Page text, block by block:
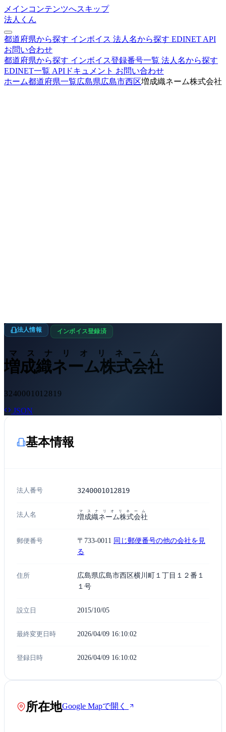
メインコンテンツへスキップ
法人くん
都道府県から探す インボイス 法人名から探す EDINET API
お問い合わせ
都道府県から探す インボイス登録番号一覧 法人名から探す
EDINET一覧 APIドキュメント お問い合わせ
ホーム都道府県一覧広島県広島市西区増成織ネーム株式会社
法人情報 インボイス登録済
増成織ネーム株式会社
マスナリオリネーム
3240001012819
JSON
基本情報
法人番号 3240001012819
法人名 増成織ネーム株式会社
マスナリオリネーム
郵便番号 〒733-0011 同じ郵便番号の他の会社を見
る
住所
広島県広島市西区横川町１丁目１２番１
１号
設立日 2015/10/05
最終変更日時 2026/04/09 16:10:02
登録日時 2026/04/09 16:10:02
所在地Google Mapで開く